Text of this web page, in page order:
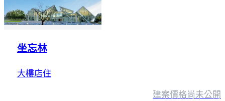
坐忘林
大樓店住
建案價格尚未公開